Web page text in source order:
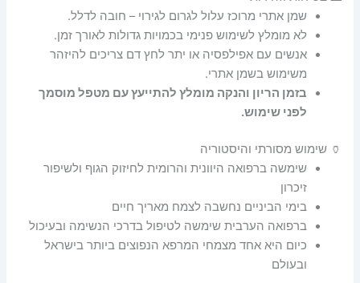
שמן אתרי מרוכז עלול לגרום לגירוי – חובה לדלל.
לא מומלץ לשימוש פנימי בכמויות גדולות לאורך זמן.
אנשים עם אפילפסיה או יתר לחץ דם צריכים להיזהר
משימוש בשמן אתרי.
בזמן הריון והנקה מומלץ להתייעץ עם מטפל מוסמך
לפני שימוש.
🏺 שימוש מסורתי והיסטוריה
שימשה ברפואה היוונית והרומית לחיזוק הגוף ולשיפור
זיכרון
בימי הביניים נחשבה לצמח מאריך חיים
ברפואה הערבית שימשה לטיפול בדרכי הנשימה ובעיכול
כיום היא אחד מצמחי המרפא הנפוצים ביותר בישראל
ובעולם